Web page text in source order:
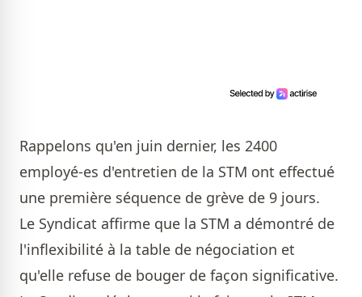
Rappelons qu'en juin dernier, les 2400
employé-es d'entretien de la STM ont effectué
une première séquence de grève de 9 jours.
Le Syndicat affirme que la STM a démontré de
l'inflexibilité à la table de négociation et
qu'elle refuse de bouger de façon significative.